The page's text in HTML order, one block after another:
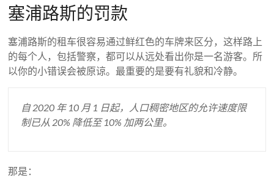
塞浦路斯的罚款
塞浦路斯的租车很容易通过鲜红色的车牌来区分，这样路上
的每个人，包括警察，都可以从远处看出你是一名游客。所
以你的小错误会被原谅。最重要的是要有礼貌和冷静。
自 2020 年 10 月 1 日起，人口稠密地区的允许速度限
制已从 20% 降低至 10% 加两公里。
那是：